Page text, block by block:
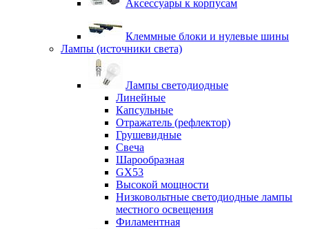
Аксессуары к корпусам
Клеммные блоки и нулевые шины
Лампы (источники света)
Лампы светодиодные
Линейные
Капсульные
Отражатель (рефлектор)
Грушевидные
Свеча
Шарообразная
GX53
Высокой мощности
Низковольтные светодиодные лампы
местного освещения
Филаментная